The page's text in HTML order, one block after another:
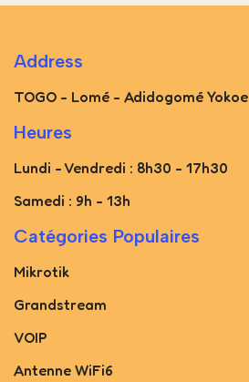
Address
TOGO - Lomé - Adidogomé Yokoe
Heures
Lundi - Vendredi : 8h30 - 17h30
Samedi : 9h - 13h
Catégories Populaires
Mikrotik
Grandstream
VOIP
Antenne WiFi6